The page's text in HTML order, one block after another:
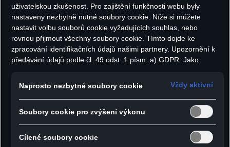
Počet kusů:
Do košíku
- Vysoce kvalitní porcelánový hrnek
- Vyroben v Evropě
- Motiv „Kaipola 86“ a nápis quattro na vnější
uživatelskou zkušenost. Pro zajištění funkčnosti webu byly
nastaveny nezbytně nutné soubory cookie. Níže si můžete
nastavit volbu souborů cookie vyžadujících souhlas, nebo
rovnou přijmout všechny soubory cookie. Tímto dojde ke
zpracování identifikačních údajů našimi partnery. Upozornění k
předávání údajů podle čl. 49 odst. 1 písm. a) GDPR: Jako
používán Google Analytics. Nelze vyloučit, že společnost
Google Ireland jako náš smluvní partner předává osobní údaje
do USA (zejména společnosti Google LLC). Ve Spojených
státech neexistuje úroveň ochrany osobních údajů věcně
rovnocenná Evropské unii a chybí rozhodnutí Evropské komise
o odpovídající ochraně. Z toho pro vás mohou vyplývat rizika,
protože v USA nemůžete účinně uplatnit svá práva subjektu
Naprosto nezbytné soubory cookie Vždy aktivní
Soubory cookie pro zvýšení výkonu
Cílené soubory cookie